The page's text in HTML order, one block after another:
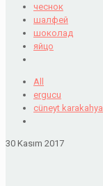
чеснок
шалфей
шоколад
яйцо
All
ergucu
cüneyt karakahya
30 Kasım 2017